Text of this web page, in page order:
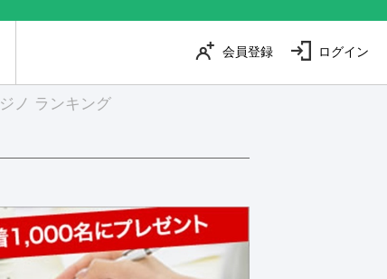
ログイン
会員登録
ノ ランキング